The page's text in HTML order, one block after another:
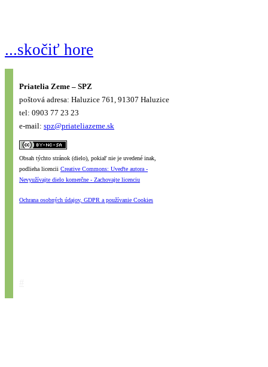
...skočiť hore
Priatelia Zeme – SPZ
poštová adresa: Haluzice 761, 91307 Haluzice
tel: 0903 77 23 23
e-mail: spz@priateliazeme.sk
Obsah týchto stránok (dielo), pokiaľ nie je uvedené inak,
podlieha licencii Creative Commons: Uveďte autora -
Nevyužívajte dielo komerčne - Zachovajte licenciu
Ochrana osobných údajov, GDPR a používanie Cookies